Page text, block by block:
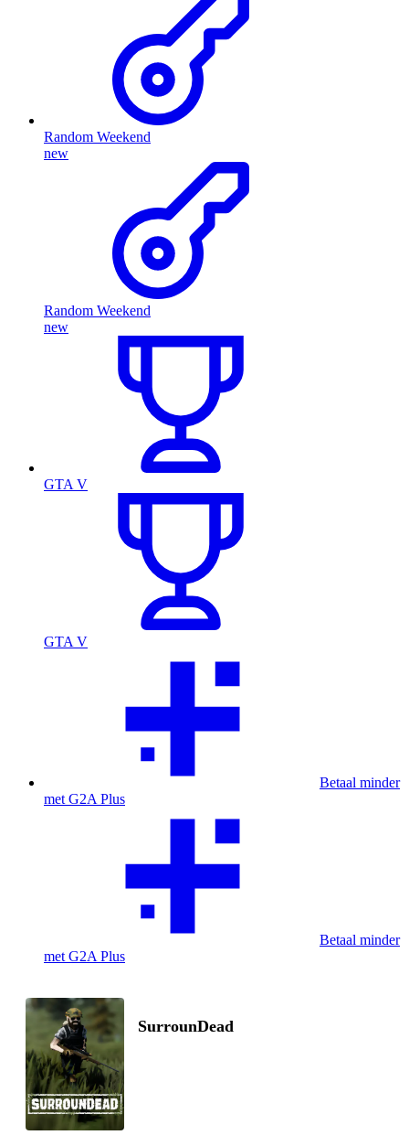
Random Weekend
new
Random Weekend
new
GTA V
GTA V
Betaal minder
met G2A Plus
Betaal minder
met G2A Plus
SurrounDead